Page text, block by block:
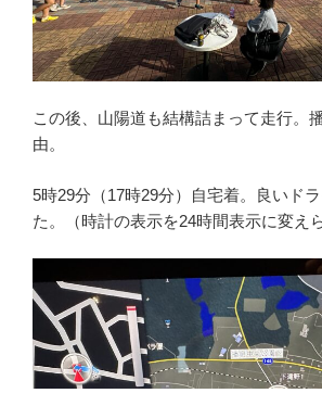
この後、山陽道も結構詰まって走行。
由。
5時29分（17時29分）自宅着。良いド
た。（時計の表示を24時間表示に変え